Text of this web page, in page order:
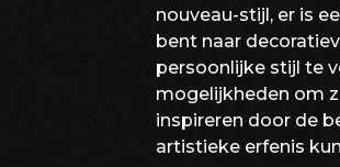
nouveau-stijl, er is
bent naar
persoonlijke stijl te
mogelijkheden om
inspireren door de
artistieke erfenis